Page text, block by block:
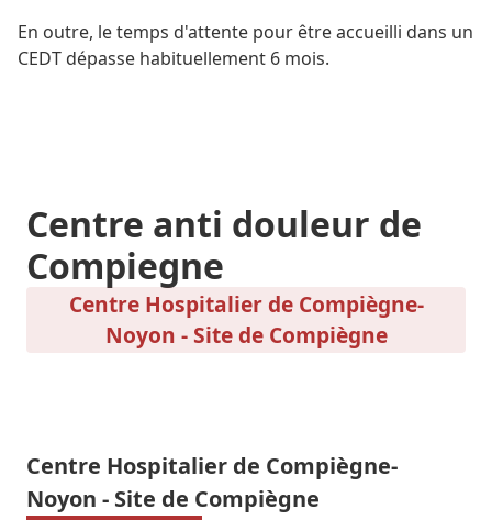
En outre, le temps d'attente pour être accueilli dans un
CEDT dépasse habituellement 6 mois.
Centre anti douleur de
Compiegne
Centre Hospitalier de Compiègne-
Noyon - Site de Compiègne
Centre Hospitalier de Compiègne-
Noyon - Site de Compiègne